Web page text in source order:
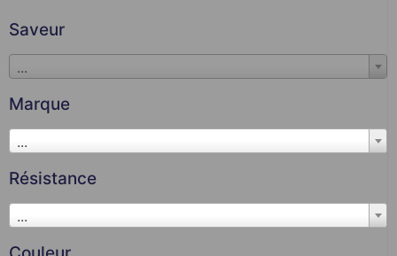
Saveur
...
Marque
...
Résistance
...